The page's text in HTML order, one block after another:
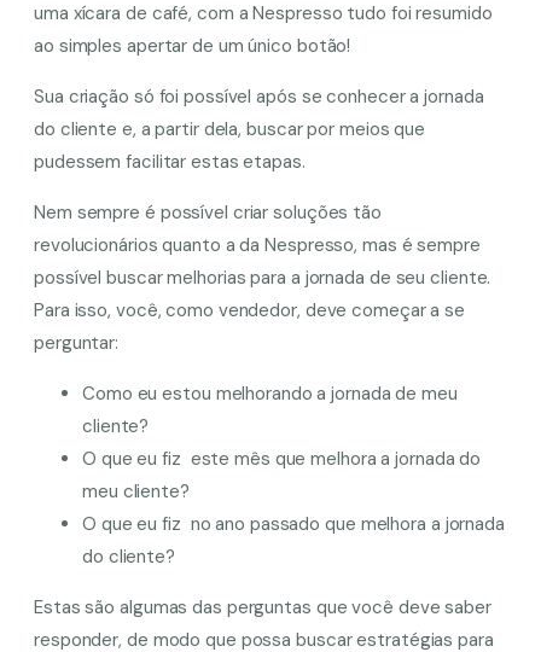
uma xícara de café, com a Nespresso tudo foi resumido
ao simples apertar de um único botão!
Sua criação só foi possível após se conhecer a jornada
do cliente e, a partir dela, buscar por meios que
pudessem facilitar estas etapas.
Nem sempre é possível criar soluções tão
revolucionários quanto a da Nespresso, mas é sempre
possível buscar melhorias para a jornada de seu cliente.
Para isso, você, como vendedor, deve começar a se
perguntar:
Como eu estou melhorando a jornada de meu
cliente?
O que eu fiz este mês que melhora a jornada do
meu cliente?
O que eu fiz no ano passado que melhora a jornada
do cliente?
Estas são algumas das perguntas que você deve saber
responder, de modo que possa buscar estratégias para